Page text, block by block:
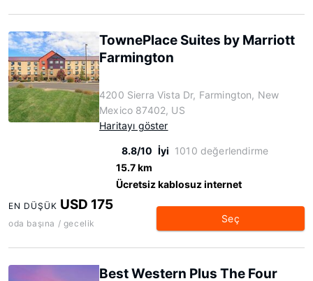
TownePlace Suites by Marriott
Farmington
4200 Sierra Vista Dr, Farmington, New
Mexico 87402, US
Haritayı göster
8.8/10 İyi 1010 değerlendirme
15.7 km
Ücretsiz kablosuz internet
EN DÜŞÜK USD 175
oda başına / gecelik Seç
Best Western Plus The Four